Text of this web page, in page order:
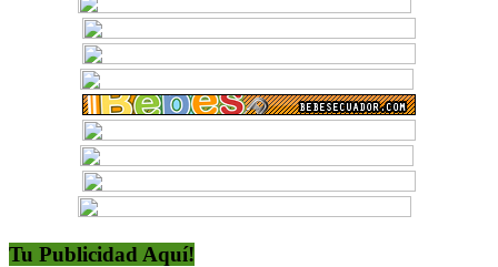
Tu Publicidad Aquí!